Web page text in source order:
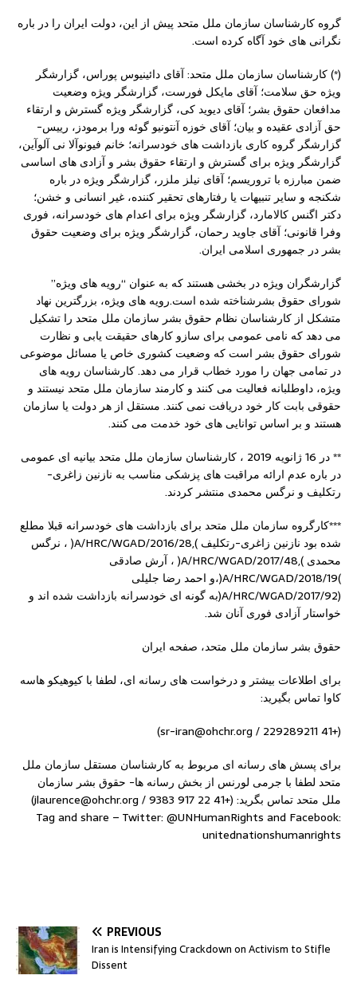
گروه کارشناسان سازمان ملل متحد پیش از این، دولت ایران را در باره
نگرانی های خود آگاه کرده است.
(*) کارشناسان سازمان ملل متحد: آقای دائینیوس پوراس، گزارشگر
ویژه حق سلامت؛ آقای مایکل فورست، گزارشگر ویژه وضعیت
مدافعان حقوق بشر؛ آقای دیوید کی، گزارشگر ویژه گسترش و ارتقاء
حق آزادی عقیده و بیان؛ آقای خوزه آنتونیو گوئه ورا برمودز، رییس-
گزارشگر گروه کاری بازداشت های خودسرانه؛ خانم فیونوآلا نی آلوآین،
گزارشگر ویژه برای گسترش و ارتقاء حقوق بشر و آزادی های اساسی
ضمن مبارزه با تروریسم؛ آقای نیلز ملزر، گزارشگر ویژه در باره
شکنجه و سایر تنبیهات یا رفتارهای تحقیر کننده، غیر انسانی و خشن؛
دکتر اگنس کالامارد، گزارشگر ویژه برای اعدام های خودسرانه، فوری
وفرا قانونی؛ آقای جاوید رحمان، گزارشگر ویژه برای وضعیت حقوق
بشر در جمهوری اسلامی ایران.
گزارشگران ویژه در بخشی هستند که به عنوان “رویه های ویژه”
شورای حقوق بشرشناخته شده است.رویه های ویژه، بزرگترین نهاد
متشکل از کارشناسان نظام حقوق بشر سازمان ملل متحد را تشکیل
می دهد که نامی عمومی برای سازو کارهای حقیقت یابی و نظارت
شورای حقوق بشر است که وضعیت کشوری خاص یا مسائل موضوعی
در تمامی جهان را مورد خطاب قرار می دهد. کارشناسان رویه های
ویژه، داوطلبانه فعالیت می کنند و کارمند سازمان ملل متحد نیستند و
حقوقی بابت کار خود دریافت نمی کنند. مستقل از هر دولت یا سازمان
هستند و بر اساس توانایی های خود خدمت می کنند.
** در 16 ژانویه 2019 ، کارشناسان سازمان ملل متحد بیانیه ای عمومی
در باره عدم ارائه مراقبت های پزشکی مناسب به نازنین زاغری-
رتکلیف و نرگس محمدی منتشر کردند.
***کارگروه سازمان ملل متحد برای بازداشت های خودسرانه قبلا مطلع
شده بود نازنین زاغری-رتکلیف ),A/HRC/WGAD/2016/28( ، نرگس
محمدی ),A/HRC/WGAD/2017/48( ، آرش صادقی
)A/HRC/WGAD/2018/19(،و احمد رضا جلیلی
(A/HRC/WGAD/2017/92(به گونه ای خودسرانه بازداشت شده اند و
خواستار آزادی فوری آنان شد.
حقوق بشر سازمان ملل متحد، صفحه ایران
برای اطلاعات بیشتر و درخواست های رسانه ای، لطفا با کیوهیکو هاسه
کاوا تماس بگیرید:
(+41 229289211 / sr-iran@ohchr.org)
برای پسش های رسانه ای مربوط به کارشناسان مستقل سازمان ملل
متحد لطفا با جرمی لورنس از بخش رسانه ها- حقوق بشر سازمان
ملل متحد تماس بگرید: (+41 22 917 9383 / jlaurence@ohchr.org)
Tag and share – Twitter: @UNHumanRights and Facebook:
unitednationshumanrights
PREVIOUS
Iran is Intensifying Crackdown on Activism to Stifle
Dissent